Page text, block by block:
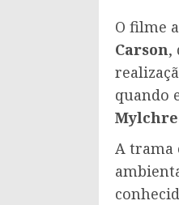
O filme
Carson,
quando
A trama